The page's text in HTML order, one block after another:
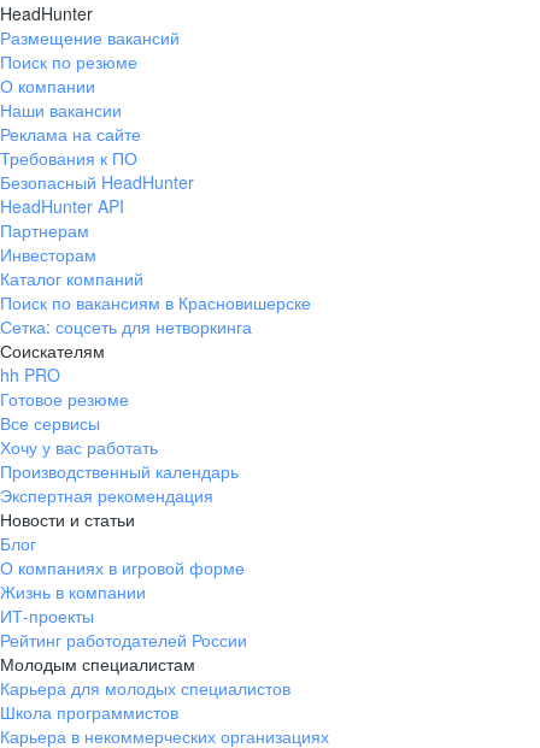
HeadHunter
Размещение вакансий
Поиск по резюме
О компании
Наши вакансии
Реклама на сайте
Требования к ПО
Безопасный HeadHunter
HeadHunter API
Партнерам
Инвесторам
Каталог компаний
Поиск по вакансиям в Красновишерске
Сетка: соцсеть для нетворкинга
Соискателям
hh PRO
Готовое резюме
Все сервисы
Хочу у вас работать
Производственный календарь
Экспертная рекомендация
Новости и статьи
Блог
О компаниях в игровой форме
Жизнь в компании
ИТ-проекты
Рейтинг работодателей России
Молодым специалистам
Карьера для молодых специалистов
Школа программистов
Карьера в некоммерческих организациях